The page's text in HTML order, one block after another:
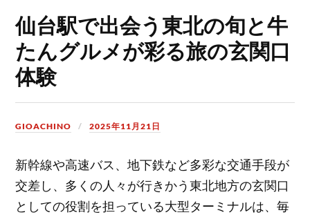
仙台駅で出会う東北の旬と牛
たんグルメが彩る旅の玄関口
体験
GIOACHINO 2025年11月21日
新幹線や高速バス、地下鉄など多彩な交通手段が
交差し、多くの人々が行きかう東北地方の玄関口
としての役割を担っている大型ターミナルは、毎